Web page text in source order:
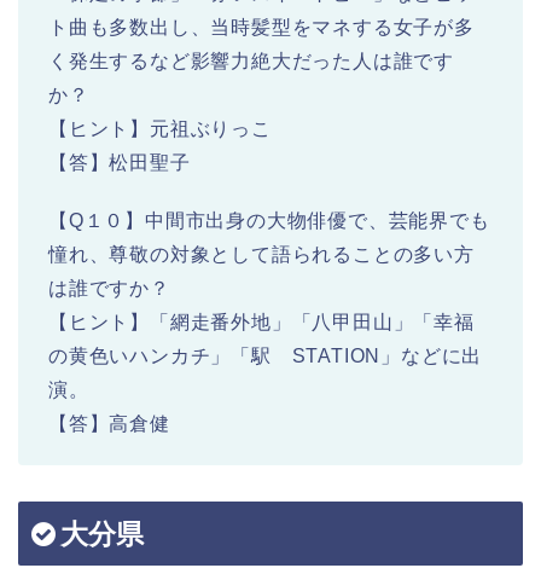
ト曲も多数出し、当時髪型をマネする女子が多
く発生するなど影響力絶大だった人は誰です
か？
【ヒント】元祖ぶりっこ
【答】松田聖子
【Q１０】中間市出身の大物俳優で、芸能界でも
憧れ、尊敬の対象として語られることの多い方
は誰ですか？
【ヒント】「網走番外地」「八甲田山」「幸福
の黄色いハンカチ」「駅 STATION」などに出
演。
【答】高倉健
大分県